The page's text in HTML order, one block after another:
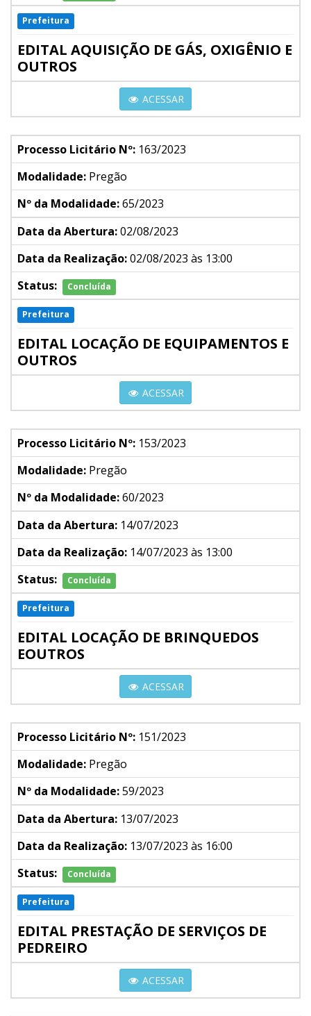
Prefeitura
EDITAL AQUISIÇÃO DE GÁS, OXIGÊNIO E
OUTROS
ACESSAR
Processo Licitário Nº: 163/2023
Modalidade: Pregão
Nº da Modalidade:65/2023
Data da Abertura:02/08/2023
Data da Realização:02/08/2023 às 13:00
Status:
Concluída
Prefeitura
EDITAL LOCAÇÃO DE EQUIPAMENTOS E
OUTROS
ACESSAR
Processo Licitário Nº: 153/2023
Modalidade: Pregão
Nº da Modalidade:60/2023
Data da Abertura: 14/07/2023
Data da Realização: 14/07/2023 às 13:00
Status:
Concluída
Prefeitura
EDITAL LOCAÇÃO DE BRINQUEDOS
EOUTROS
ACESSAR
Processo Licitário Nº: 151/2023
Modalidade: Pregão
Nº da Modalidade:59/2023
Data da Abertura: 13/07/2023
Data da Realização: 13/07/2023 às 16:00
Status:
Concluída
Prefeitura
EDITAL PRESTAÇÃO DE SERVIÇOS DE
PEDREIRO
ACESSAR